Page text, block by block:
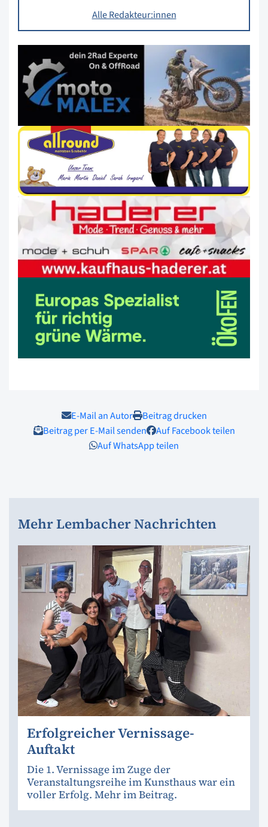
Alle Redakteur:innen
E-Mail an Autor
Beitrag drucken
Beitrag per E-Mail senden
Auf Facebook teilen
Auf WhatsApp teilen
Mehr Lembacher Nachrichten
Erfolgreicher Vernissage-
Auftakt
Die 1. Vernissage im Zuge der
Veranstaltungsreihe im Kunsthaus war ein
voller Erfolg. Mehr im Beitrag.